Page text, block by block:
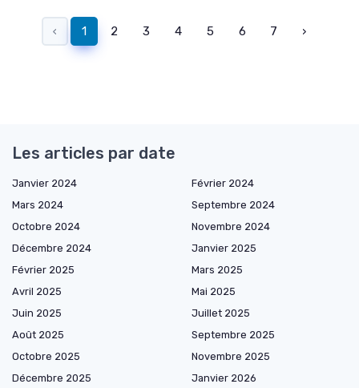
‹ 1 2 3 4 5 6 7 ›
Les articles par date
Janvier 2024
Février 2024
Mars 2024
Septembre 2024
Octobre 2024
Novembre 2024
Décembre 2024
Janvier 2025
Février 2025
Mars 2025
Avril 2025
Mai 2025
Juin 2025
Juillet 2025
Août 2025
Septembre 2025
Octobre 2025
Novembre 2025
Décembre 2025
Janvier 2026